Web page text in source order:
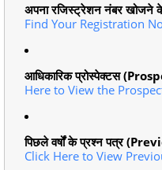
अपना रजिस्ट्रेशन नंबर खोजने
Find Your Registration
आधिकारिक प्रोस्पेक्टस
Here to View the
पिछले वर्षों के प्रश्न पत्र
Click Here to View